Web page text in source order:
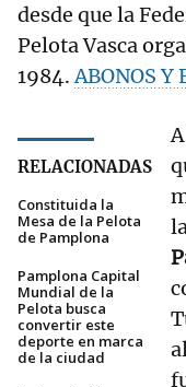
desde que la
Pelota Vasca
1984.ABONOS Y
RELACIONADAS
Constituida la
Mesa de la Pelota
de Pamplona
Pamplona Capital
Mundial de la
Pelota busca
convertir este
deporte en marca
de la ciudad